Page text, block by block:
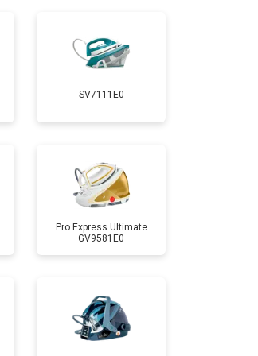
Заказать
Заказать
Заказать
SV7111E0
Pro Express Ultimate
GV9581E0